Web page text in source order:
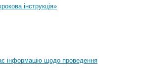
інструкція»
щодо проведення